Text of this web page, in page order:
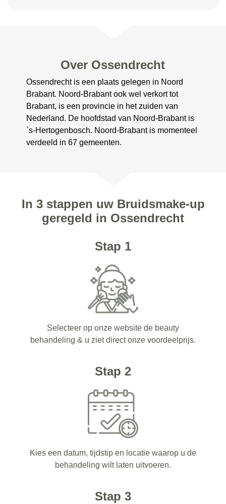
Over Ossendrecht
Ossendrecht is een plaats gelegen in Noord
Brabant. Noord-Brabant ook wel verkort tot
Brabant, is een provincie in het zuiden van
Nederland. De hoofdstad van Noord-Brabant is
`s-Hertogenbosch. Noord-Brabant is momenteel
verdeeld in 67 gemeenten.
In 3 stappen uw Bruidsmake-up
geregeld in Ossendrecht
Stap 1
Selecteer op onze website de beauty
behandeling & u ziet direct onze voordeelprijs.
Stap 2
Kies een datum, tijdstip en locatie waarop u de
behandeling wilt laten uitvoeren.
Stap 3